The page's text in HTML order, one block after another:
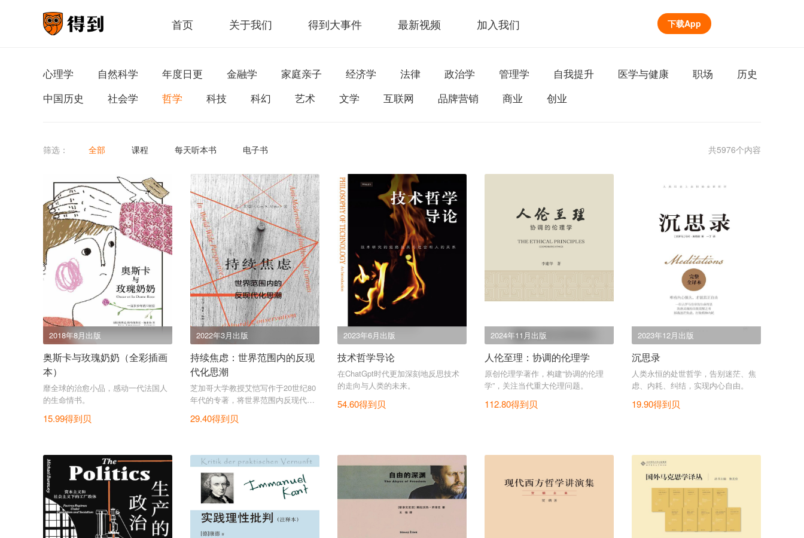
首页 关于我们 得到大事件 最新视频 加入我们 下载App
心理学 自然科学 年度日更 金融学 家庭亲子 经济学 法律 政治学 管理学 自我提升 医学与健康 职场
历史
中国历史
社会学 哲学 科技 科幻 艺术 文学 互联网 品牌营销 商业 创业
筛选： 全部 课程 每天听本书 电子书 共5976个内容
2018年8月出版
奥斯卡与玫瑰奶奶（全彩插画
本）
靡全球的治愈小品，感动一代法国人
的生命情书。
15.99得到贝
2022年3月出版
持续焦虑：世界范围内的反现
代化思潮
芝加哥大学教授艾恺写作于20世纪80
年代的专著，将世界范围内反现代化
29.40得到贝
2023年6月出版
技术哲学导论
在ChatGpt时代更加深刻地反思技术
的走向与人类的未来。
54.60得到贝
2024年11月出版
人伦至理：协调的伦理学
原创伦理学著作，构建“协调的伦理
学”，关注当代重大伦理问题。
112.80得到贝
2023年12月出版
沉思录
人类永恒的处世哲学，告别迷茫、焦
虑、内耗、纠结，实现内心自由。
19.90得到贝